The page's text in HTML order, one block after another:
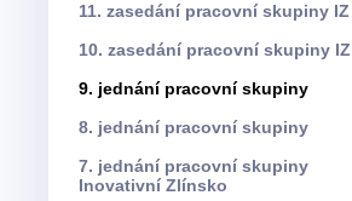
11. zasedání pracovní skupiny IZ
10. zasedání pracovní skupiny IZ
9. jednání pracovní skupiny
8. jednání pracovní skupiny
7. jednání pracovní skupiny
Inovativní Zlínsko